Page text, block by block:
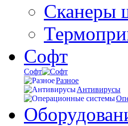
Сканеры
Софт
Софт
Разное
Антивирусы